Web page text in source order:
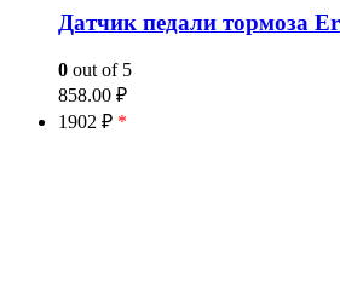
Датчик педали тормоза
0 out of 5
858.00 ₽
1902 ₽ *